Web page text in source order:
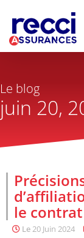
Le blog
juin 20,
le
Le20 Juin 2024